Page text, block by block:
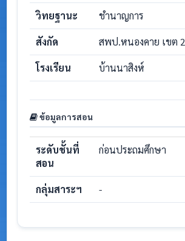
วิทยฐานะ ชำนาญการ
สังกัด สพป.หนองคาย เขต 2
โรงเรียน บ้านนาสิงห์
ข้อมูลการสอน
ระดับชั้นที่
สอน
ก่อนประถมศึกษา
กลุ่มสาระฯ -